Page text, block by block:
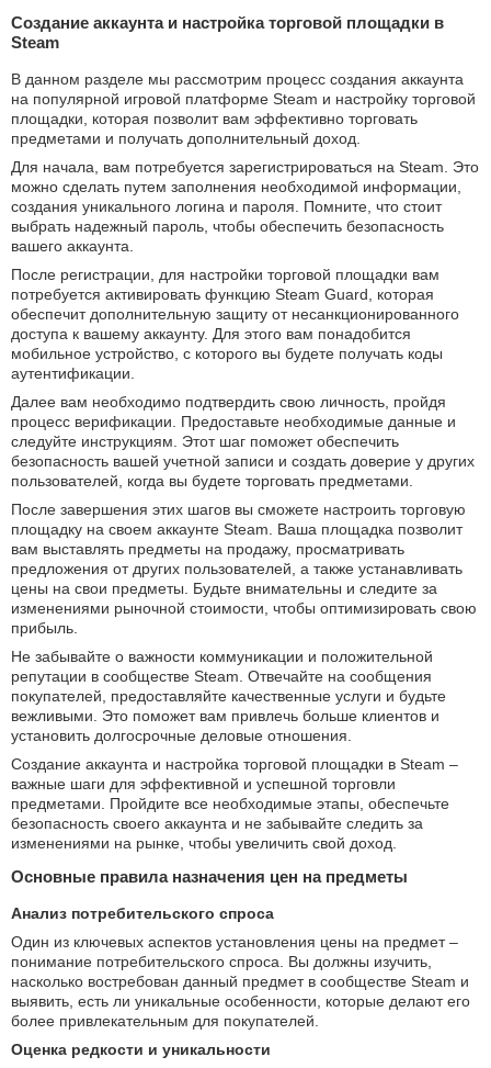
Создание аккаунта и настройка торговой площадки в
Steam
В данном разделе мы рассмотрим процесс создания аккаунта
на популярной игровой платформе Steam и настройку торговой
площадки, которая позволит вам эффективно торговать
предметами и получать дополнительный доход.
Для начала, вам потребуется зарегистрироваться на Steam. Это
можно сделать путем заполнения необходимой информации,
создания уникального логина и пароля. Помните, что стоит
выбрать надежный пароль, чтобы обеспечить безопасность
вашего аккаунта.
После регистрации, для настройки торговой площадки вам
потребуется активировать функцию Steam Guard, которая
обеспечит дополнительную защиту от несанкционированного
доступа к вашему аккаунту. Для этого вам понадобится
мобильное устройство, с которого вы будете получать коды
аутентификации.
Далее вам необходимо подтвердить свою личность, пройдя
процесс верификации. Предоставьте необходимые данные и
следуйте инструкциям. Этот шаг поможет обеспечить
безопасность вашей учетной записи и создать доверие у других
пользователей, когда вы будете торговать предметами.
После завершения этих шагов вы сможете настроить торговую
площадку на своем аккаунте Steam. Ваша площадка позволит
вам выставлять предметы на продажу, просматривать
предложения от других пользователей, а также устанавливать
цены на свои предметы. Будьте внимательны и следите за
изменениями рыночной стоимости, чтобы оптимизировать свою
прибыль.
Не забывайте о важности коммуникации и положительной
репутации в сообществе Steam. Отвечайте на сообщения
покупателей, предоставляйте качественные услуги и будьте
вежливыми. Это поможет вам привлечь больше клиентов и
установить долгосрочные деловые отношения.
Создание аккаунта и настройка торговой площадки в Steam –
важные шаги для эффективной и успешной торговли
предметами. Пройдите все необходимые этапы, обеспечьте
безопасность своего аккаунта и не забывайте следить за
изменениями на рынке, чтобы увеличить свой доход.
Основные правила назначения цен на предметы
Анализ потребительского спроса
Один из ключевых аспектов установления цены на предмет –
понимание потребительского спроса. Вы должны изучить,
насколько востребован данный предмет в сообществе Steam и
выявить, есть ли уникальные особенности, которые делают его
более привлекательным для покупателей.
Оценка редкости и уникальности